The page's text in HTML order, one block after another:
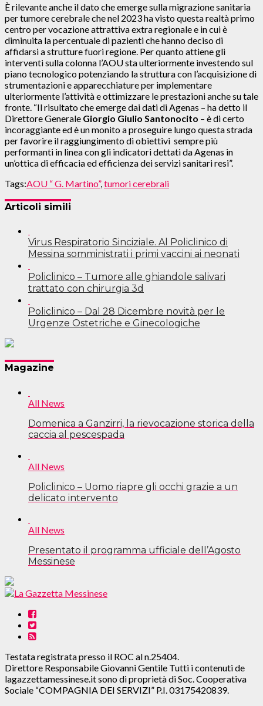
È rilevante anche il dato che emerge sulla migrazione sanitaria
per tumore cerebrale che nel 2023 ha visto questa realtà primo
centro per vocazione attrattiva extra regionale e in cui è
diminuita la percentuale di pazienti che hanno deciso di
affidarsi a strutture fuori regione. Per quanto attiene gli
interventi sulla colonna l’AOU sta ulteriormente investendo sul
piano tecnologico potenziando la struttura con l’acquisizione di
strumentazioni e apparecchiature per implementare
ulteriormente l’attività e ottimizzare le prestazioni anche su tale
fronte. “Il risultato che emerge dai dati di Agenas – ha detto il
Direttore Generale Giorgio Giulio Santonocito – è di certo
incoraggiante ed è un monito a proseguire lungo questa strada
per favorire il raggiungimento di obiettivi sempre più
performanti in linea con gli indicatori dettati da Agenas in
un’ottica di efficacia ed efficienza dei servizi sanitari resi”.
Tags:AOU “ G. Martino”, tumori cerebrali
Articoli simili
Virus Respiratorio Sinciziale. Al Policlinico di
Messina somministrati i primi vaccini ai neonati
Policlinico – Tumore alle ghiandole salivari
trattato con chirurgia 3d
Policlinico – Dal 28 Dicembre novità per le
Urgenze Ostetriche e Ginecologiche
Navigazione
articoli
Magazine
All News
Domenica a Ganzirri, la rievocazione storica della
caccia al pescespada
All News
Policlinico – Uomo riapre gli occhi grazie a un
delicato intervento
All News
Presentato il programma ufficiale dell’Agosto
Messinese
Testata registrata presso il ROC al n.25404.
Direttore Responsabile Giovanni Gentile Tutti i contenuti de
lagazzettamessinese.it sono di proprietà di Soc. Cooperativa
Sociale “COMPAGNIA DEI SERVIZI” P.I. 03175420839.